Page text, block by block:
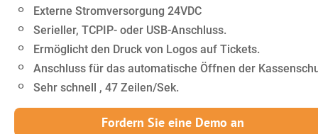
Externe Stromversorgung 24VDC
Serieller, TCPIP- oder USB-Anschluss.
Ermöglicht den Druck von Logos auf Tickets.
Anschluss für das automatische Öffnen der
Sehr schnell , 47 Zeilen/Sek.
Fordern Sie eine Demo an